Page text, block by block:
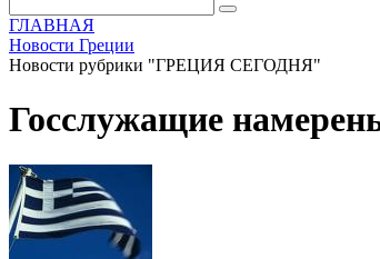
ГЛАВНАЯ
Новости Греции
Новости рубрики "ГРЕЦИЯ СЕГОДНЯ"
Госслужащие